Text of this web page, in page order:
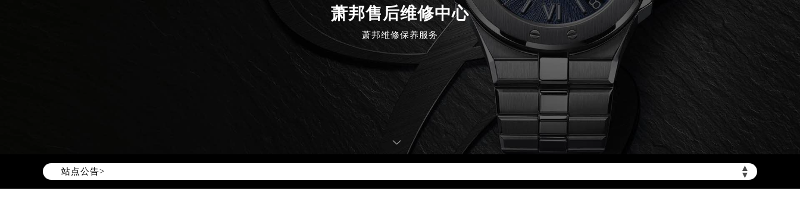
萧邦售后维修中心
萧邦维修保养服务
站点公告> ▲
▼
/www/wwwroot/seo/countryt/two/www.cdzbwx.cn/wp-